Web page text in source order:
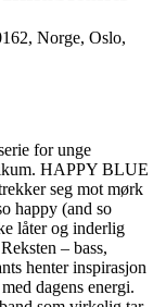
Norge, Oslo,
for unge
HAPPY BLUE
seg mot mørk
happy (and so
låter og inderlig
– bass,
henter inspirasjon
dagens energi.